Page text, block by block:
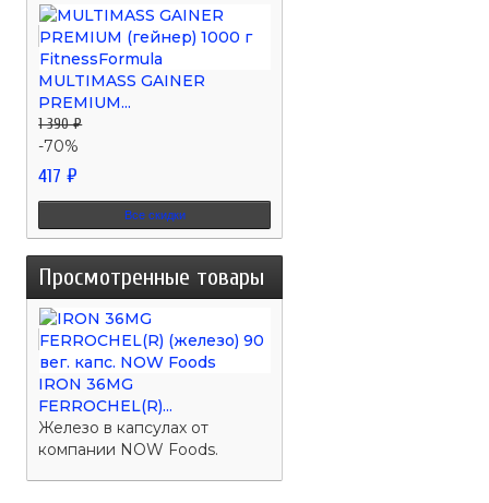
MULTIMASS GAINER
PREMIUM...
1 390 ₽
-70%
417 ₽
Все скидки
Просмотренные товары
IRON 36MG
FERROCHEL(R)...
Железо в капсулах от
компании NOW Foods.